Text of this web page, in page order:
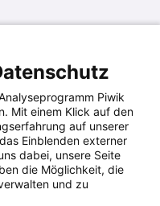
Piwik
Mit einem Klick auf den
auf unserer
Einblenden externer
dabei, unsere Seite
die Möglichkeit, die
und zu